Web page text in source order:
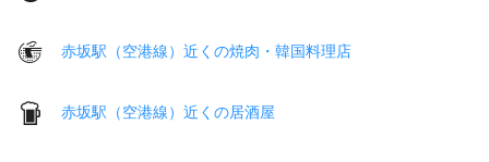
赤坂駅（空港線）近くの焼肉・韓国料理店
赤坂駅（空港線）近くの居酒屋